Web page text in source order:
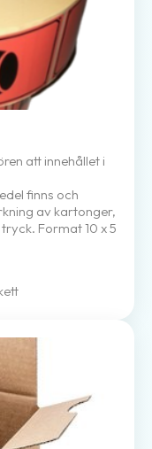
att innehållet i
finns och
av kartonger,
Format 10 x 5